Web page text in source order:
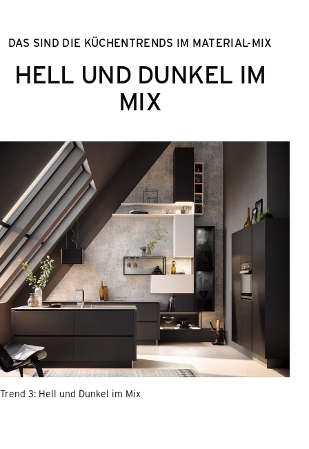
DAS SIND DIE KÜCHENTRENDS IM MATERIAL-MIX
HELL UND DUNKEL IM
MIX
Trend 3: Hell und Dunkel im Mix